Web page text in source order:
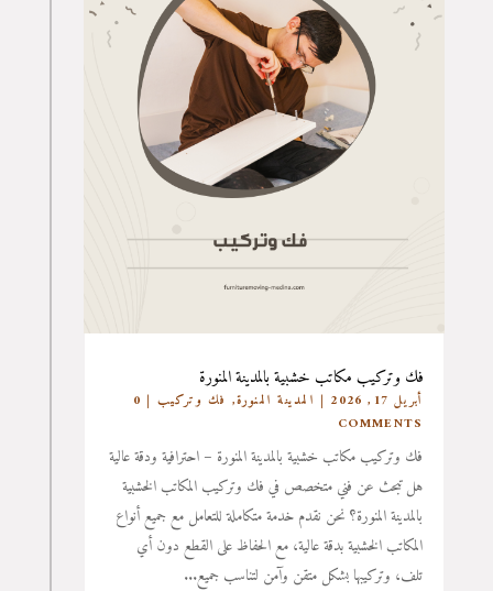
فك وتركيب مكاتب خشبية بالمدينة المنورة
أبريل 17, 2026 | المدينة المنورة, فك وتركيب
| 0
COMMENTS
فك وتركيب مكاتب خشبية بالمدينة المنورة – احترافية ودقة عالية
هل تبحث عن فني متخصص في فك وتركيب المكاتب الخشبية
بالمدينة المنورة؟ نحن نقدم خدمة متكاملة للتعامل مع جميع أنواع
المكاتب الخشبية بدقة عالية، مع الحفاظ على القطع دون أي
تلف، وتركيبها بشكل متقن وآمن لتناسب جميع...